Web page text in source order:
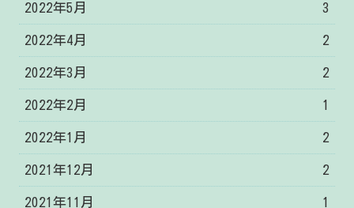
2022年5月 3
2022年4月 2
2022年3月 2
2022年2月 1
2022年1月 2
2021年12月 2
2021年11月 1